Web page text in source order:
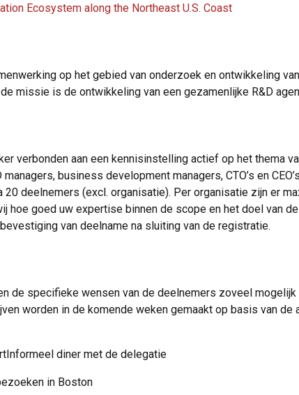
Ecosystem along the Northeast U.S. Coast
op het gebied van onderzoek en ontwikkeling
missie is de ontwikkeling van een gezamenlijke R&D
verbonden aan een kennisinstelling actief op het thema
business development managers, CTO’s en
deelnemers (excl. organisatie). Per organisatie zijn er
hoe goed uw expertise binnen de scope en het doel van
van deelname na sluiting van de registratie.
de specifieke wensen van de deelnemers zoveel
worden in de komende weken gemaakt op basis van de
diner met de delegatie
in Boston